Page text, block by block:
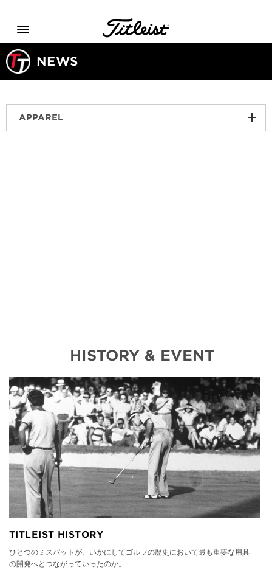
Menu
NEWS
APPAREL
HISTORY & EVENT
TITLEIST HISTORY
ひとつのミスパットが、いかにしてゴルフの歴史において最も重要な用具
の開発へとつながっていったのか。